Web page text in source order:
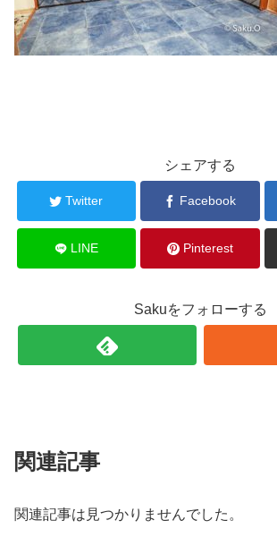
シェアする
Twitter Facebook
LINE Pinterest
Sakuをフォローする
関連記事
関連記事は見つかりませんでした。